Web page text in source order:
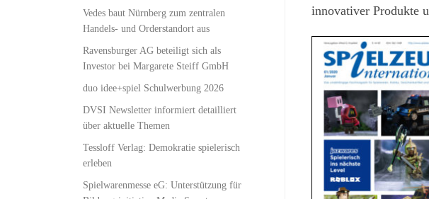
innovativer Produkte
Vedes baut Nürnberg zum zentralen
Handels- und Orderstandort aus
Ravensburger AG beteiligt sich als
Investor bei Margarete Steiff GmbH
duo idee+spiel Schulwerbung 2026
DVSI Newsletter informiert detailliert
über aktuelle Themen
Tessloff Verlag: Demokratie spielerisch
erleben
Spielwarenmesse eG: Unterstützung für